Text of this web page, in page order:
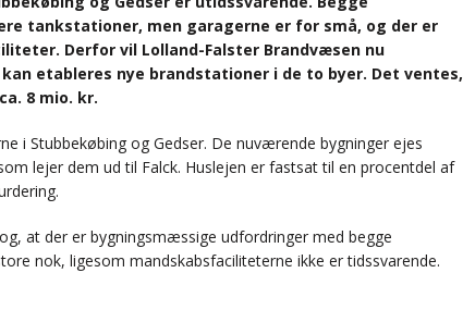
tankstationer, men garagerne er for små, og der er
Derfor vil Lolland-Falster Brandvæsen nu
etableres nye brandstationer i de to byer. Det ventes,
8 mio. kr.
i Stubbekøbing og Gedser. De nuværende bygninger ejes
lejer dem ud til Falck. Huslejen er fastsat til en procentdel af
at der er bygningsmæssige udfordringer med begge
nok, ligesom mandskabsfaciliteterne ikke er tidssvarende.